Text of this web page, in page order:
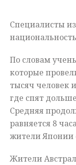
Происшествия
Специалисты
По словам
которые
тысяч человек
где спят
Средняя
равняется 8
жители Японии
Жители